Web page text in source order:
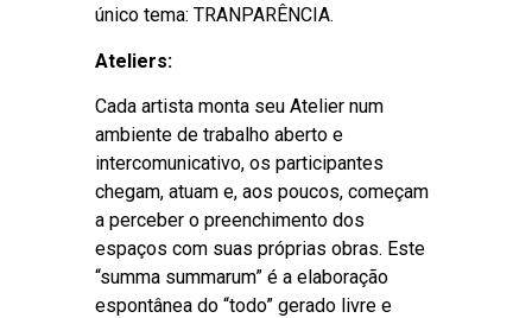
único tema: TRANPARÊNCIA.
Ateliers:
Cada artista monta seu Atelier num
ambiente de trabalho aberto e
intercomunicativo, os participantes
chegam, atuam e, aos poucos, começam
a perceber o preenchimento dos
espaços com suas próprias obras. Este
“summa summarum” é a elaboração
espontânea do “todo” gerado livre e